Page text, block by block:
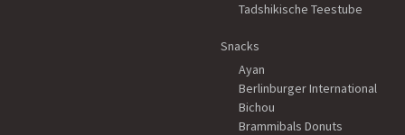
Tadshikische Teestube
Snacks
Ayan
Berlinburger International
Bichou
Brammibals Donuts